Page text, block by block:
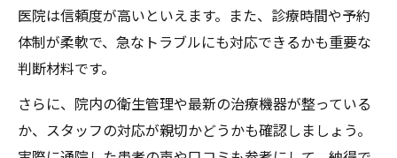
抜歯後も親切な歯医者のフォロー体制とは
患者目線で選ぶ歯医者の親知らず抜歯体験
歯医者の対応で変わる抜歯時の印象と満足
感
抜歯後の腫れや痛み対策も万全な歯医者に注目
医院は信頼度が高いといえます。また、診療時間や予約
体制が柔軟で、急なトラブルにも対応できるかも重要な
判断材料です。
さらに、院内の衛生管理や最新の治療機器が整っている
か、スタッフの対応が親切かどうかも確認しましょう。